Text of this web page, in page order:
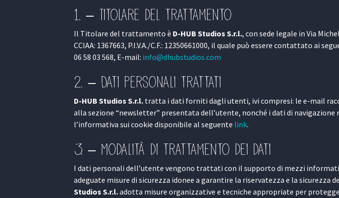
1. – Titolare del trattamento
Il Titolare del trattamento è D-HUB Studios S.r.l., con sede legale in Via
CCIAA: 1367663, P.I.V.A./C.F.: 12350661000, il quale può essere contattato ai
06 58 03 568, E-mail: info@dhubstudios.com
2. – Dati personali trattati
D-HUB Studios S.r.l. tratta i dati forniti dagli utenti, ivi compresi: le e-mail
alla sezione “newsletter” presentata dell’utente, nonché i dati di
l’informativa sui cookie disponibile al seguente link.
3. – Modalità di trattamento dei dati
I dati personali dell’utente vengono trattati con il supporto di mezzi
adeguate misure di sicurezza idonee a garantire la riservatezza e la sicurezza
Studios S.r.l.adotta misure organizzative e tecniche appropriate per